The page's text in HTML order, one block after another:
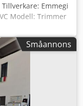
Tillverkare: Emmegi
Modell: Trimmer
för hörn på
på 300 mm i
möjliggör
Vikt: 600 kg
A Iopfx Am Uja
6 A Matning:
Småannons